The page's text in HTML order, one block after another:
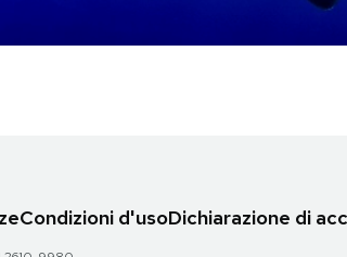
Condizioni d'usoDichiarazione di